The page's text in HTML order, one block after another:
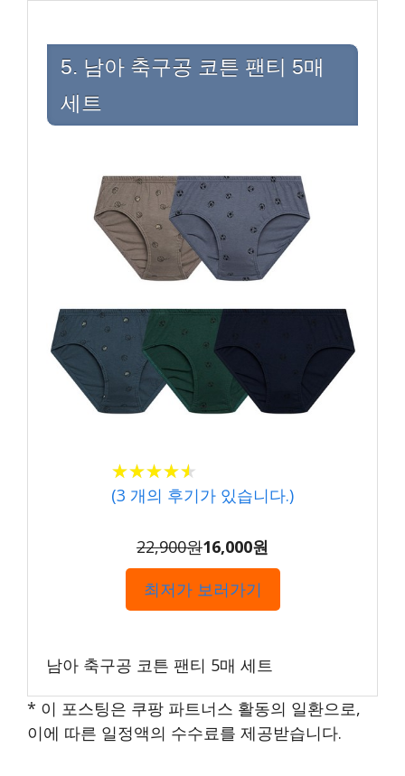
5. 남아 축구공 코튼 팬티 5매
세트
★★★★★
★★★★★
(3 개의 후기가 있습니다.)
22,900원16,000원
최저가 보러가기
남아 축구공 코튼 팬티 5매 세트
* 이 포스팅은 쿠팡 파트너스 활동의 일환으로,
이에 따른 일정액의 수수료를 제공받습니다.